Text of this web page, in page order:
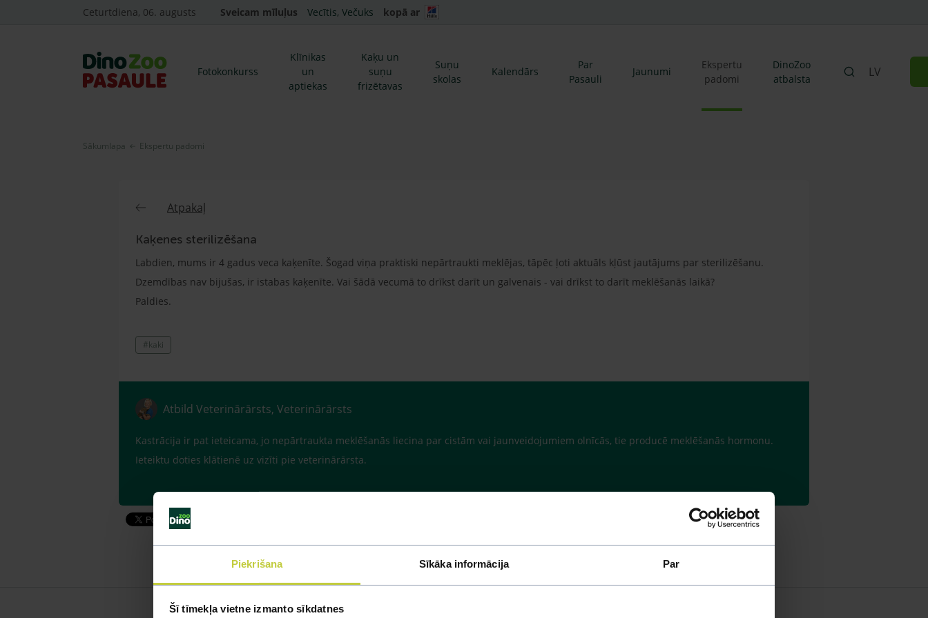
Piekrišana Sīkāka informācija Par
Šī tīmekļa vietne izmanto sīkdatnes
Ceturtdiena, 06. augusts Sveicam mīluļus Vecītis, Večuks kopā ar
Fotokonkurss
Klīnikas
un
aptiekas
Kaķu un
suņu
frizētavas
Suņu
skolas
Kalendārs
Par
Pasauli
Jaunumi
Ekspertu
padomi
DinoZoo
atbalsta
LV
Sākumlapa Ekspertu padomi
Atpakaļ
Kaķenes sterilizēšana
Labdien, mums ir 4 gadus veca kaķenīte. Šogad viņa praktiski nepārtraukti meklējas, tāpēc ļoti aktuāls kļūst jautājums par sterilizēšanu.
Dzemdības nav bijušas, ir istabas kaķenīte. Vai šādā vecumā to drīkst darīt un galvenais - vai drīkst to darīt meklēšanās laikā?
Paldies.
#kaki
Atbild Veterinārārsts, Veterinārārsts
Kastrācija ir pat ieteicama, jo nepārtraukta meklēšanās liecina par cistām vai jaunveidojumiem olnīcās, tie producē meklēšanās hormonu.
Ieteiktu doties klātienē uz vizīti pie veterinārārsta.